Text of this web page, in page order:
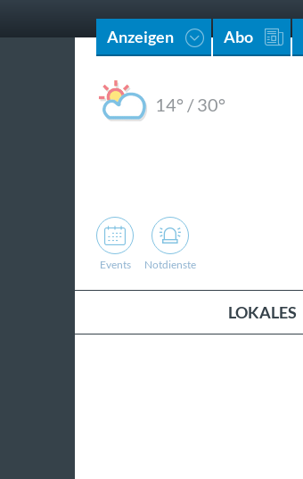
Anzeigen Abo
14° /30°
Events Notdienste
LOKALES